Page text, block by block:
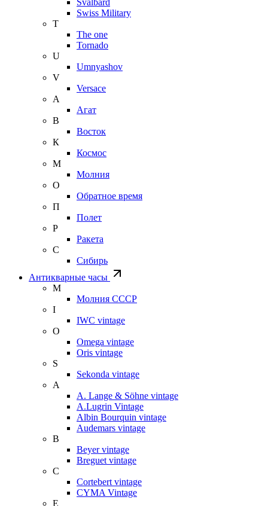
Svalbard
Swiss Military
T
The one
Tornado
U
Umnyashov
V
Versace
А
Агат
В
Восток
К
Космос
М
Молния
О
Обратное время
П
Полет
Р
Ракета
С
Сибирь
Антикварные часы
М
Молния СССР
I
IWC vintage
O
Omega vintage
Oris vintage
S
Sekonda vintage
A
A. Lange & Söhne vintage
A.Lugrin Vintage
Albin Bourquin vintage
Audemars vintage
B
Beyer vintage
Breguet vintage
C
Cortebert vintage
CYMA Vintage
E